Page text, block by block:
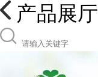
产品展厅